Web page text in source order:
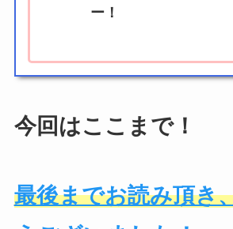
ー！
今回はここまで！
最後までお読み頂き